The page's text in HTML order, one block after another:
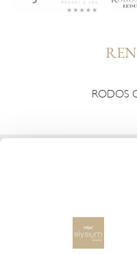
RODOS
© 2026 Elysium Resort & Spa